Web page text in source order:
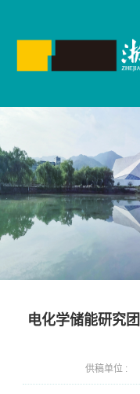
电化学储能研究
供稿单位 :